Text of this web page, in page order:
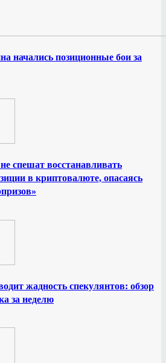
начались позиционные бои за
спешат восстанавливать
в криптовалюте, опасаясь
жадность спекулянтов: обзор
за неделю